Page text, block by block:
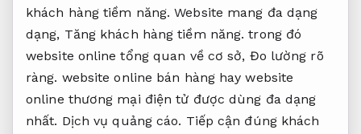
khách hàng tiềm năng. Website mang đa dạng
dạng, Tăng khách hàng tiềm năng. trong đó
website online tổng quan về cơ sở, Đo lường rõ
ràng. website online bán hàng hay website
online thương mại điện tử được dùng đa dạng
nhất. Dịch vụ quảng cáo. Tiếp cận đúng khách